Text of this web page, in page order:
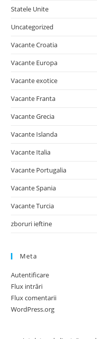
Statele Unite
Uncategorized
Vacante Croatia
Vacante Europa
Vacante exotice
Vacante Franta
Vacante Grecia
Vacante Islanda
Vacante Italia
Vacante Portugalia
Vacante Spania
Vacante Turcia
zboruri ieftine
Meta
Autentificare
Flux intrări
Flux comentarii
WordPress.org